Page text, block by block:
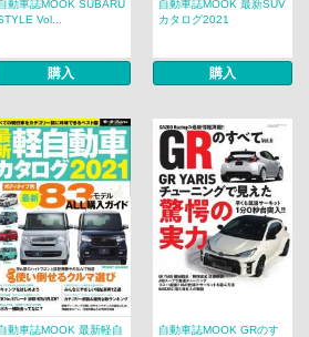
動車誌MOOK SUBARU
Vol...
購入
自動車誌MOOK 最新SUV
カタログ2021
購入
動車誌MOOK 最新軽自
自動車誌MOOK GRのす